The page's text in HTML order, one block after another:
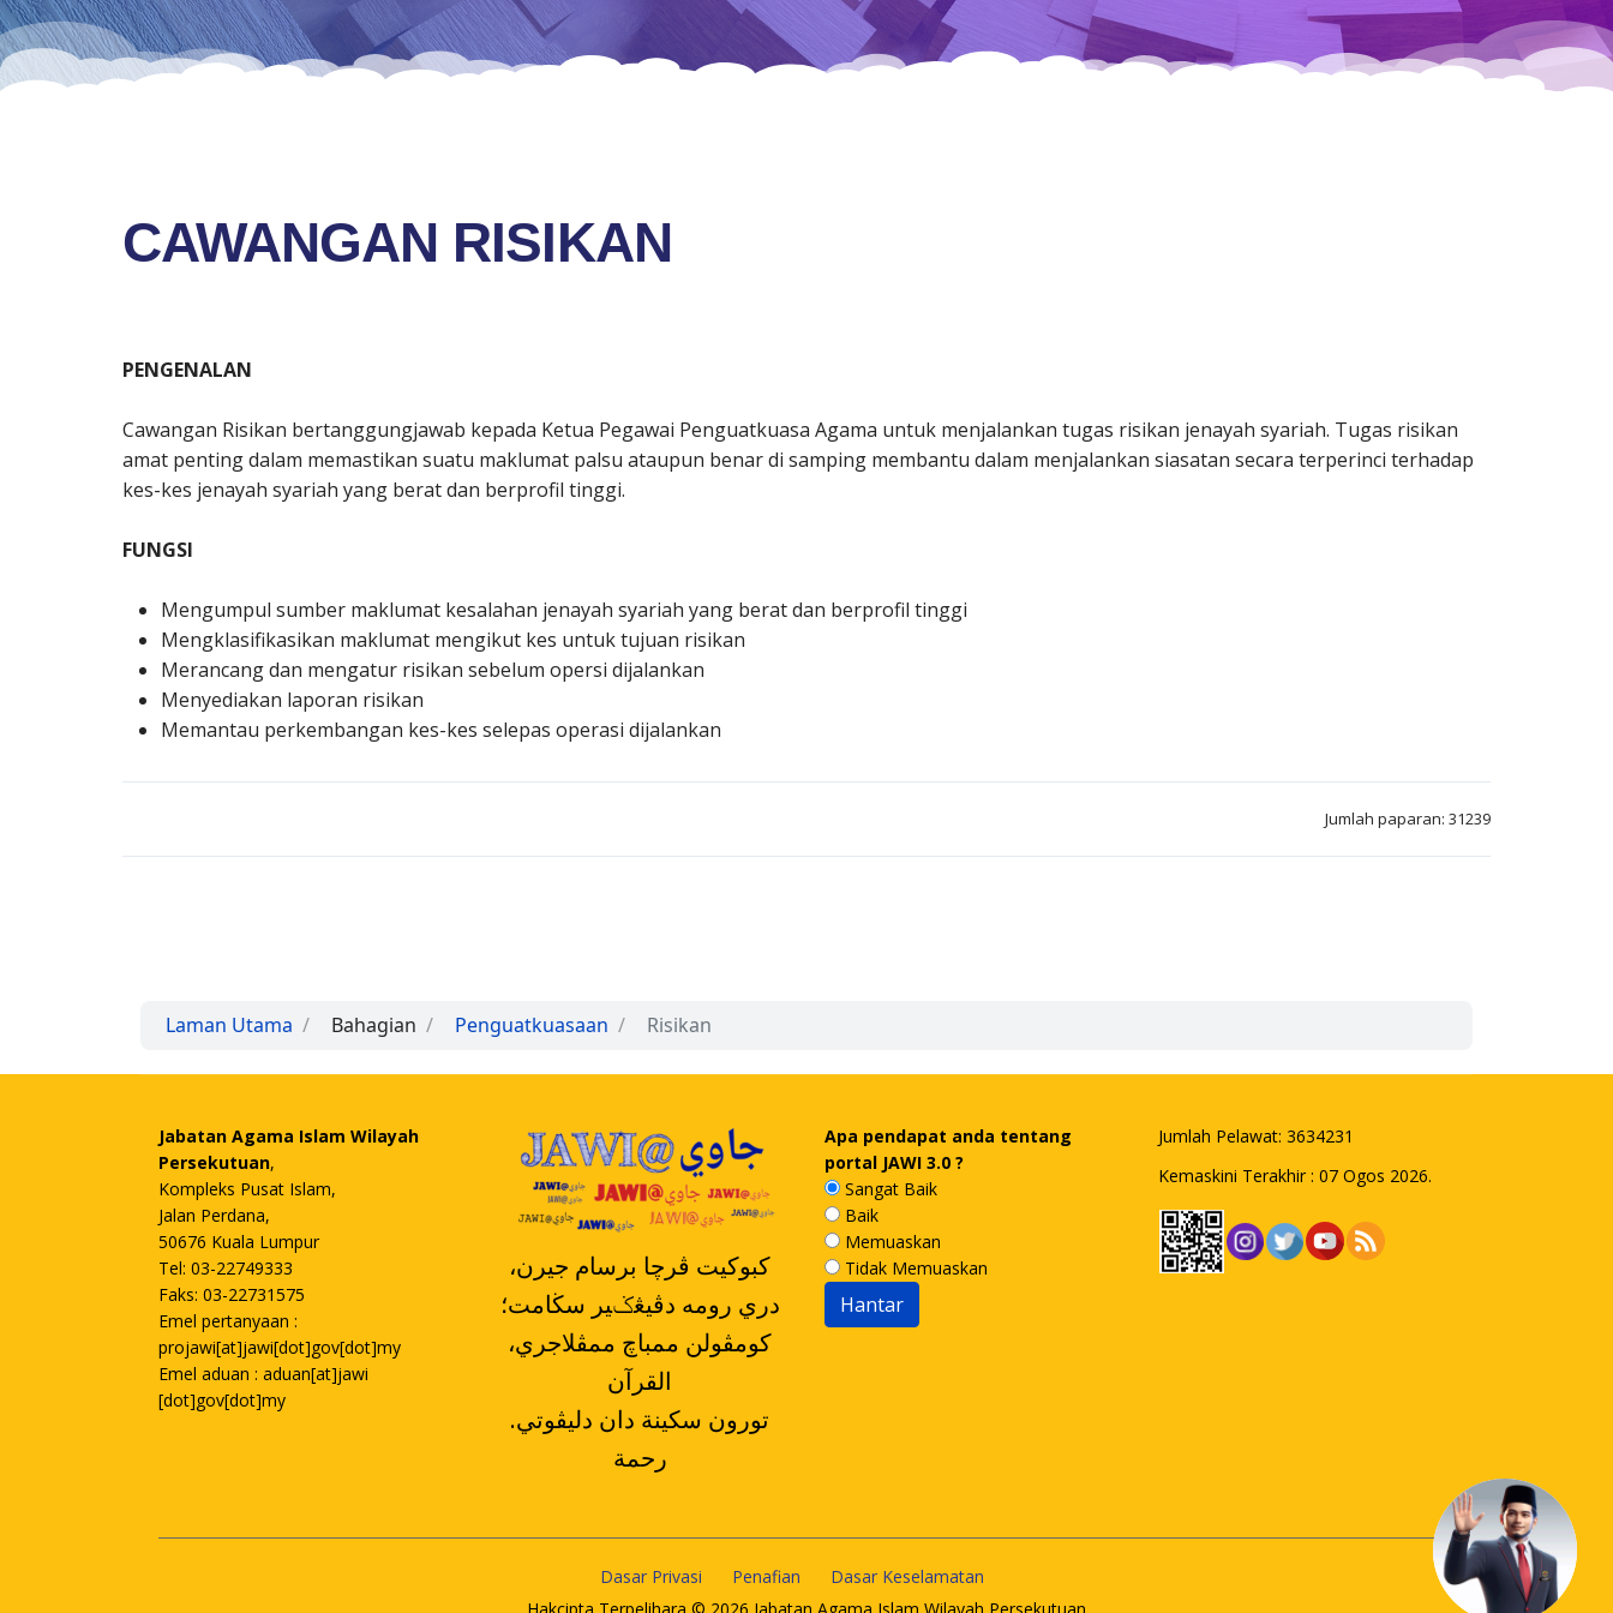
CAWANGAN RISIKAN
PENGENALAN
Cawangan Risikan bertanggungjawab kepada Ketua Pegawai Penguatkuasa Agama untuk menjalankan tugas risikan jenayah syariah. Tugas risikan
amat penting dalam memastikan suatu maklumat palsu ataupun benar di samping membantu dalam menjalankan siasatan secara terperinci terhadap
kes-kes jenayah syariah yang berat dan berprofil tinggi.
FUNGSI
Mengumpul sumber maklumat kesalahan jenayah syariah yang berat dan berprofil tinggi
Mengklasifikasikan maklumat mengikut kes untuk tujuan risikan
Merancang dan mengatur risikan sebelum opersi dijalankan
Menyediakan laporan risikan
Memantau perkembangan kes-kes selepas operasi dijalankan
Jumlah paparan: 31239
Laman Utama Bahagian Penguatkuasaan Risikan
Jabatan Agama Islam Wilayah
Persekutuan,
Kompleks Pusat Islam,
Jalan Perdana,
50676 Kuala Lumpur
Tel: 03-22749333
Faks: 03-22731575
Emel pertanyaan :
projawi[at]jawi[dot]gov[dot]my
Emel aduan : aduan[at]jawi
[dot]gov[dot]my
،کبوکيت ڤرچا برسام جيرن
دري رومه دڤيڠݢير سڬامت؛
،کومڤولن ممباچ ممڤلاجري
القرآن
.تورون سکينة دان دليڤوتي
رحمة
Apa pendapat anda tentang
portal JAWI 3.0 ?
Sangat Baik
Baik
Memuaskan
Tidak Memuaskan
Jumlah Pelawat: 3634231
Kemaskini Terakhir : 07 Ogos 2026.
Dasar Privasi Penafian
Dasar Keselamatan